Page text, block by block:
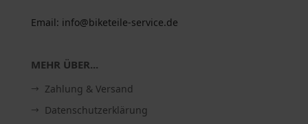
Email: info@biketeile-service.de
MEHR ÜBER...
Zahlung & Versand
Datenschutzerklärung